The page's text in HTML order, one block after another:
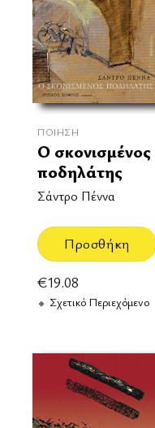
ΠΟΊΗΣΗ
Ο σκονισμένος
ποδηλάτης
Σάντρο Πέννα
Προσθήκη
€19.08
Σχετικό Περιεχόμενο